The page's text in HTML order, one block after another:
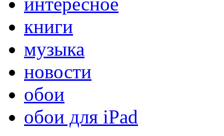
книги
музыка
новости
обои
обои для iPad